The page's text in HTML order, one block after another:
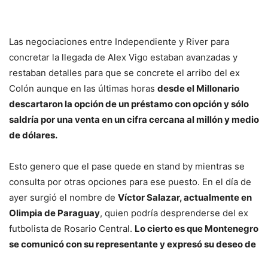
Las negociaciones entre Independiente y River para
concretar la llegada de Alex Vigo estaban avanzadas y
restaban detalles para que se concrete el arribo del ex
Colón aunque en las últimas horas desde el Millonario
descartaron la opción de un préstamo con opción y sólo
saldría por una venta en un cifra cercana al millón y medio
de dólares.
Esto genero que el pase quede en stand by mientras se
consulta por otras opciones para ese puesto. En el día de
ayer surgió el nombre de Víctor Salazar, actualmente en
Olimpia de Paraguay, quien podría desprenderse del ex
futbolista de Rosario Central. Lo cierto es que Montenegro
se comunicó con su representante y expresó su deseo de